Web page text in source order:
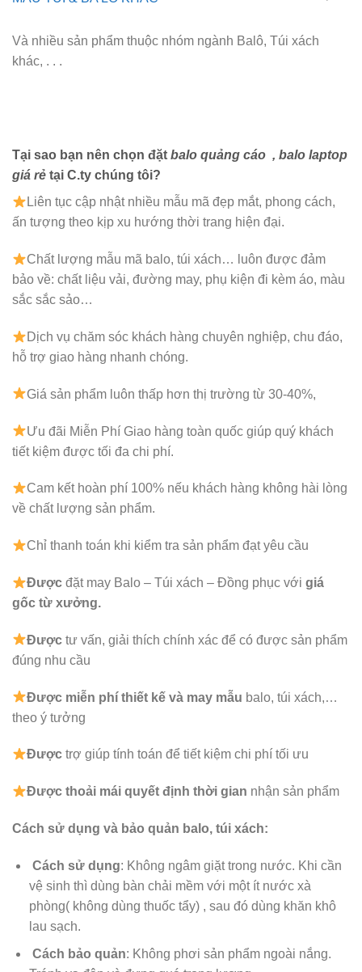
Và nhiều sản phẩm thuộc nhóm ngành Balô, Túi xách
khác, . . .
Tại sao bạn nên chọn đặt balo quảng cáo , balo laptop
giá rẻ tại C.ty chúng tôi?
Liên tục cập nhật nhiều mẫu mã đẹp mắt, phong cách,
ấn tượng theo kịp xu hướng thời trang hiện đại.
Chất lượng mẫu mã balo, túi xách…
luôn được đảm
bảo về: chất liệu vải, đường may, phụ kiện đi kèm áo, màu
sắc sắc sảo…
Dịch vụ chăm sóc khách hàng chuyên nghiệp, chu đáo,
hỗ trợ giao hàng nhanh chóng.
Giá sản phẩm luôn thấp hơn thị trường từ 30-40%,
Ưu đãi Miễn Phí Giao hàng toàn quốc giúp quý khách
tiết kiệm được tối đa chi phí.
Cam kết hoàn phí 100% nếu khách hàng không hài lòng
về chất lượng sản phẩm.
Chỉ thanh toán khi kiểm tra sản phẩm đạt yêu cầu
Được đặt may Balo – Túi xách – Đồng phục vớigiá
gốc từ xưởng.
Đượctư vấn, giải thích chính xác để có được sản phẩm
đúng nhu cầu
Được miễn phí thiết kế và may mẫu balo, túi xách,…
theo ý tưởng
Đượctrợ giúp tính toán để tiết kiệm chi phí tối ưu
Đượcthoải mái quyết định thời gian nhận sản phẩm
Cách sử dụng và bảo quản balo, túi xách:
Cách sử dụng: Không ngâm giặt trong nước. Khi cần
vệ sinh thì dùng bàn chải mềm với một ít nước xà
phòng( không dùng thuốc tẩy) , sau đó dùng khăn khô
lau sạch.
Cách bảo quản: Không phơi sản phẩm ngoài nắng.